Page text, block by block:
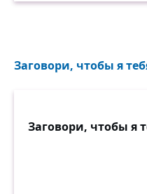
Заговори, чтобы я
Заговори, чтобы я